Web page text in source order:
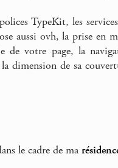
TypeKit, les
aussi ovh, la prise en
de votre page, la
dimension de sa
le cadre de ma